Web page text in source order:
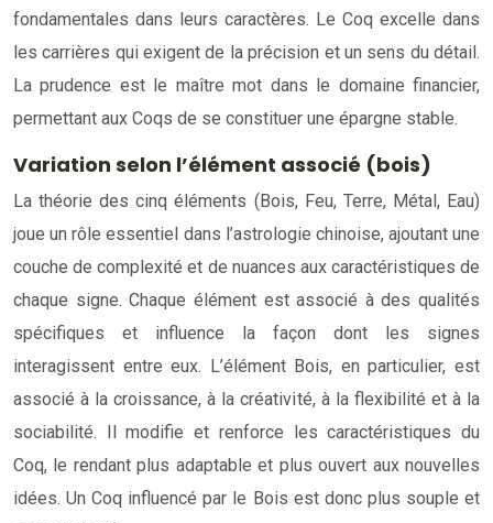
fondamentales dans leurs caractères. Le Coq excelle dans
les carrières qui exigent de la précision et un sens du détail.
La prudence est le maître mot dans le domaine financier,
permettant aux Coqs de se constituer une épargne stable.
Variation selon l’élément associé (bois)
La théorie des cinq éléments (Bois, Feu, Terre, Métal, Eau)
joue un rôle essentiel dans l’astrologie chinoise, ajoutant une
couche de complexité et de nuances aux caractéristiques de
chaque signe. Chaque élément est associé à des qualités
spécifiques et influence la façon dont les signes
interagissent entre eux. L’élément Bois, en particulier, est
associé à la croissance, à la créativité, à la flexibilité et à la
sociabilité. Il modifie et renforce les caractéristiques du
Coq, le rendant plus adaptable et plus ouvert aux nouvelles
idées. Un Coq influencé par le Bois est donc plus souple et